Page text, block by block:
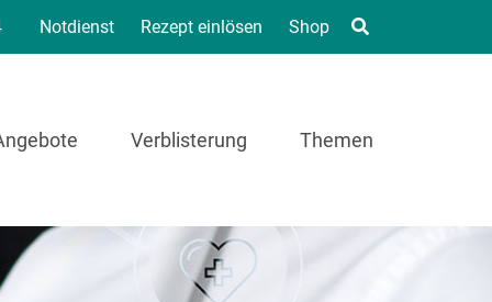
Notdienst Rezept einlösen Shop
Verblisterung Themen